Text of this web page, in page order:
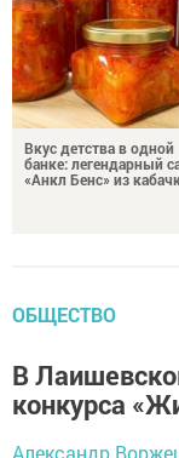
Вкус детства в одной
банке: легендарный
«Анкл Бенс» из
ОБЩЕСТВО
В
конкурса
Александр